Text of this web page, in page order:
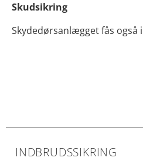
Skudsikring
Skydedørsanlægget fås også
INDBRUDSSIKRING